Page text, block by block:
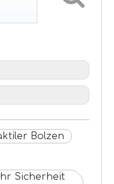
Bolzen
Sicherheit